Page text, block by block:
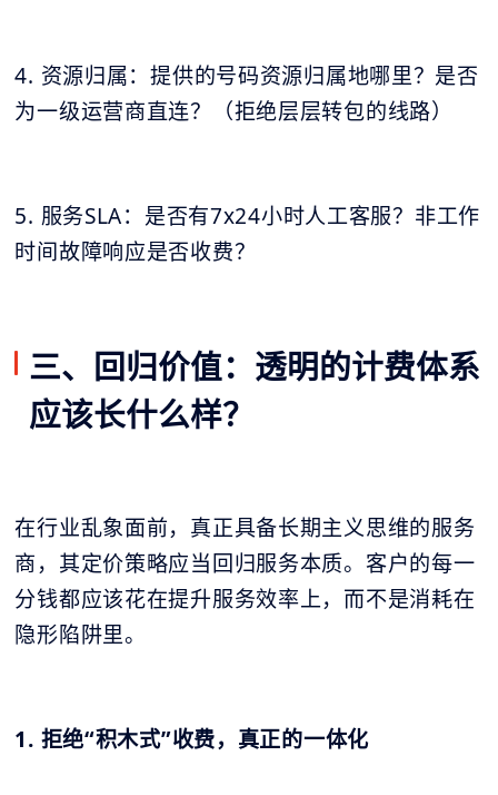
4. 资源归属：提供的号码资源归属地哪里？是否
为一级运营商直连？（拒绝层层转包的线路）
5. 服务SLA：是否有7x24小时人工客服？非工作
时间故障响应是否收费？
三、回归价值：透明的计费体系
应该长什么样？
在行业乱象面前，真正具备长期主义思维的服务
商，其定价策略应当回归服务本质。客户的每一
分钱都应该花在提升服务效率上，而不是消耗在
隐形陷阱里。
1. 拒绝“积木式”收费，真正的一体化